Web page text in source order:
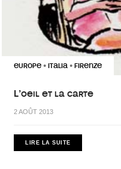
EUROPE • ITALIA • FIRENZE
L’oeil et la carte
2 AOÛT 2013
LIRE LA SUITE